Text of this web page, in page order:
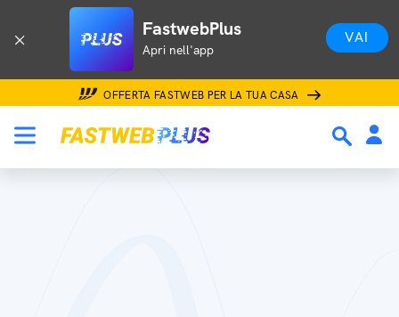
FastwebPlus
Apri nell'app
VAI
OFFERTA FASTWEB PER LA TUA CASA